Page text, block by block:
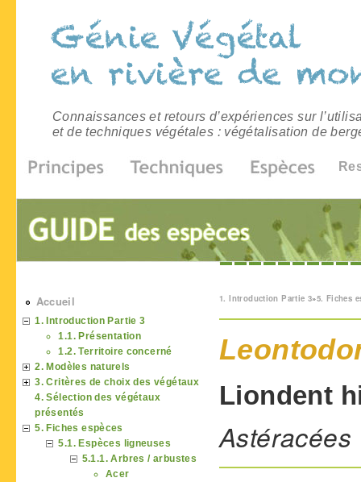
Connaissances et retours d’expériences sur
et de techniques végétales : végétalisation de
Vous êtes ici
1. Introduction Partie 3»5. Fiches
Liondent
Astéracées
Accueil
1. Introduction Partie 3
1.1. Présentation
1.2. Territoire concerné
2. Modèles naturels
3. Critères de choix des végétaux
4. Sélection des végétaux
présentés
5. Fiches espèces
5.1. Espèces ligneuses
5.1.1. Arbres / arbustes
Acer